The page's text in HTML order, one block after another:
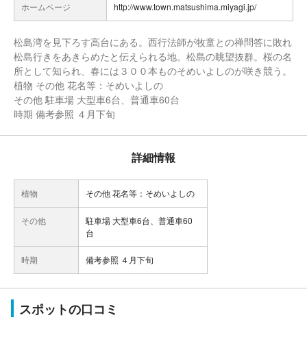
ホームページ http://www.town.matsushima.miyagi.jp/
松島湾を見下ろす高台にある。西行法師が牧童との禅問答に敗れ
松島行きをあきらめたと伝えられる地。松島の眺望抜群。桜の名
所として知られ、春には３００本ものそめいよしのが咲き競う。
植物 その他 花名等：そめいよしの
その他 駐車場 大型車6台、普通車60台
時期 備考参照 ４月下旬
詳細情報
植物 その他 花名等：そめいよしの
その他
駐車場 大型車6台、普通車60
台
時期 備考参照 ４月下旬
スポットの口コミ